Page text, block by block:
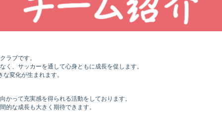
ラブです。
、サッカーを通して心身ともに成長を促します。
変化が生まれます。
かって充実感を得られる活動をしております。
的な成長も大きく期待できます。